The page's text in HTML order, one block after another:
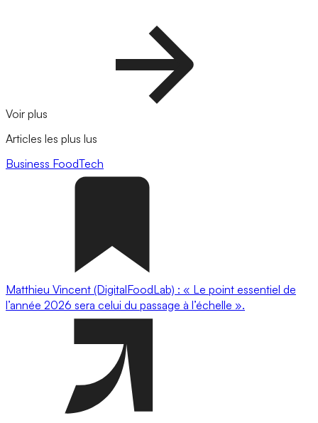
Voir plus
Articles les plus lus
Business FoodTech
Matthieu Vincent (DigitalFoodLab) : « Le point essentiel de
l’année 2026 sera celui du passage à l’échelle ».